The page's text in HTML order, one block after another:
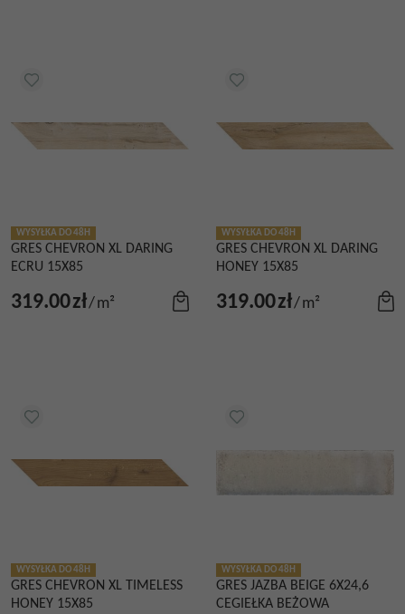
WYSYŁKA DO 48H
GRES CHEVRON XL DARING
ECRU 15X85
319.00zł/m²
WYSYŁKA DO 48H
GRES CHEVRON XL DARING
HONEY 15X85
319.00zł/m²
WYSYŁKA DO 48H
GRES CHEVRON XL TIMELESS
HONEY 15X85
WYSYŁKA DO 48H
GRES JAZBA BEIGE 6X24,6
CEGIEŁKA BEŻOWA